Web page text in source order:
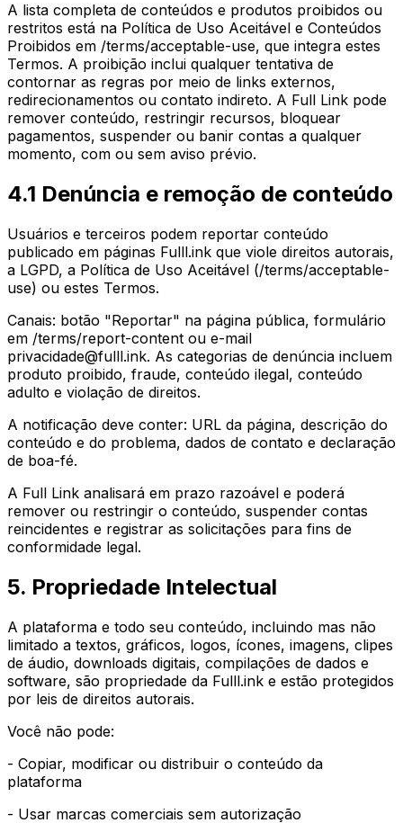
A lista completa de conteúdos e produtos proibidos ou
restritos está na Política de Uso Aceitável e Conteúdos
Proibidos em /terms/acceptable-use, que integra estes
Termos. A proibição inclui qualquer tentativa de
contornar as regras por meio de links externos,
redirecionamentos ou contato indireto. A Full Link pode
remover conteúdo, restringir recursos, bloquear
pagamentos, suspender ou banir contas a qualquer
momento, com ou sem aviso prévio.
4.1 Denúncia e remoção de conteúdo
Usuários e terceiros podem reportar conteúdo
publicado em páginas Fulll.ink que viole direitos autorais,
a LGPD, a Política de Uso Aceitável (/terms/acceptable-
use) ou estes Termos.
Canais: botão "Reportar" na página pública, formulário
em /terms/report-content ou e-mail
privacidade@fulll.ink. As categorias de denúncia incluem
produto proibido, fraude, conteúdo ilegal, conteúdo
adulto e violação de direitos.
A notificação deve conter: URL da página, descrição do
conteúdo e do problema, dados de contato e declaração
de boa-fé.
A Full Link analisará em prazo razoável e poderá
remover ou restringir o conteúdo, suspender contas
reincidentes e registrar as solicitações para fins de
conformidade legal.
5. Propriedade Intelectual
A plataforma e todo seu conteúdo, incluindo mas não
limitado a textos, gráficos, logos, ícones, imagens, clipes
de áudio, downloads digitais, compilações de dados e
software, são propriedade da Fulll.ink e estão protegidos
por leis de direitos autorais.
Você não pode:
- Copiar, modificar ou distribuir o conteúdo da
plataforma
- Usar marcas comerciais sem autorização